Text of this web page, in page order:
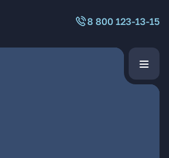
8 800 123-13-15